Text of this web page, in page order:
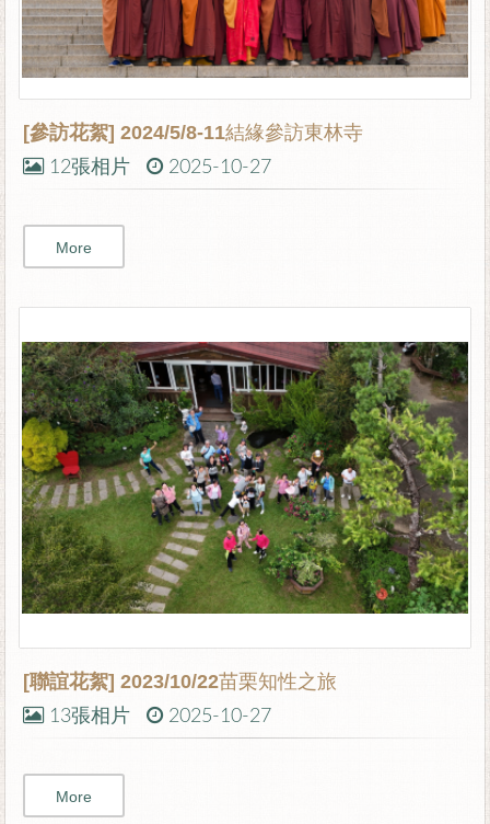
[參訪花絮] 2024/5/8-11結緣參訪東林寺
12張相片 2025-10-27
More
[聯誼花絮] 2023/10/22苗栗知性之旅
13張相片 2025-10-27
More